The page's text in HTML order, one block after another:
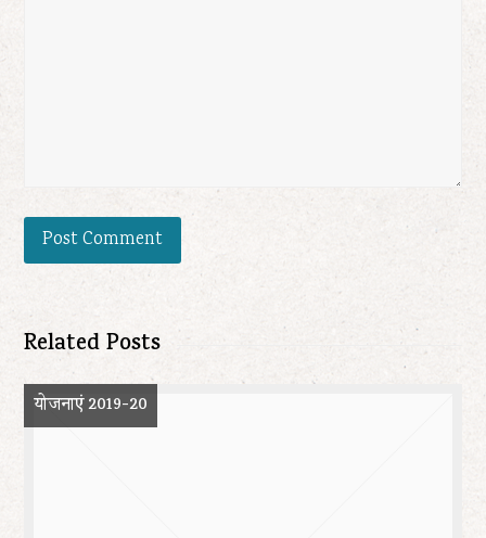
Related Posts
योजनाएं 2019-20